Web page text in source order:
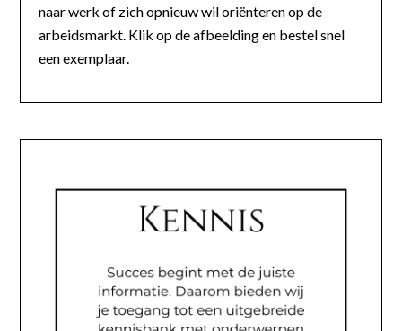
naar werk of zich opnieuw wil oriënteren op de
arbeidsmarkt. Klik op de afbeelding en bestel snel
een exemplaar.